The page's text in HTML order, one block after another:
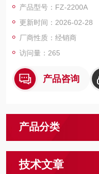
或整车进行工况试验时的燃
产品型号：FZ-2200A
更新时间：2026-02-28
厂商性质：经销商
访问量：265
产品咨询
产品分类
技术文章